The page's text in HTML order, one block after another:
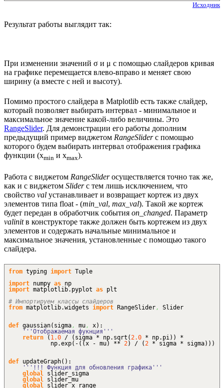
Исходник
Результат работы выглядит так:
При изменении значений σ и μ с помощью слайдеров кривая
на графике перемещается влево-вправо и меняет свою
ширину (а вместе с ней и высоту).
Помимо простого слайдера в Matplotlib есть также слайдер,
который позволяет выбирать интервал - минимальное и
максимальное значение какой-либо величины. Это
RangeSlider. Для демонстрации его работы дополним
предыдущий пример виджетом RangeSliderс помощью
которого будем выбирать интервал отображения графика
функции (xmin и xmax).
Работа с виджетом RangeSliderосуществляется точно так же,
как и с виджетом Sliderс тем лишь исключением, что
свойство val устанавливает и возвращает кортеж из двух
элементов типа float - (min_val, max_val). Такой же кортеж
будет передан в обработчик события on_changed. Параметр
valinitв конструкторе также должен быть кортежем из двух
элементов и содержать начальные минимальное и
максимальное значения, установленные с помощью такого
слайдера.
from typing import Tuple
import numpy as np
import matplotlib. pyplot as plt
# Импортируем классы слайдеров
from matplotlib.widgets import RangeSlider, Slider
def gaussian( sigma, mu, x) :
'''Отображаемая фукнция'''
return
( 1.0 / ( sigma * np. sqrt (2.0 * np. pi) )
*
np.exp( - ( (x - mu) ** 2) / (2 * sigma * sigma) ) )
def updateGraph( ) :
'''!!! Функция для обновления графика'''
global slider_sigma
global slider_mu
global slider_x_range